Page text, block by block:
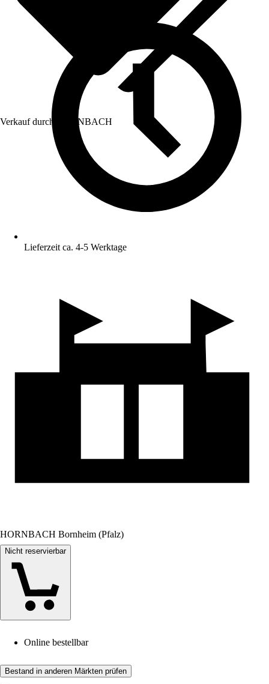
Verkauf durch: HORNBACH
Lieferzeit ca. 4-5 Werktage
HORNBACH Bornheim (Pfalz)
Nicht reservierbar
Online bestellbar
Bestand in anderen Märkten prüfen